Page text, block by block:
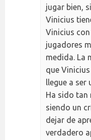
jugar bien,
Vinicius
Vinicius
jugadores
medida. La
que
llegue a ser
Ha sido
siendo un
dejar de
verdadero